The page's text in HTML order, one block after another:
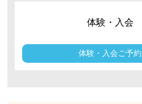
体験・入会
体験・入会ご予約